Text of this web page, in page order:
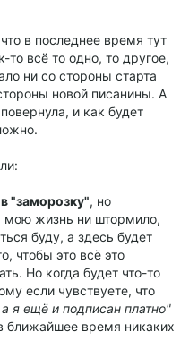
в последнее время тут
то всё то одно, то другое,
ни со стороны старта
новой писанины. А
и как будет
"заморозку", но
мою жизнь ни штормило,
буду, а здесь будет
чтобы это всё это
Но когда будет что-то
если чувствуете, что
я ещё и подписан платно"
ближайшее время никаких